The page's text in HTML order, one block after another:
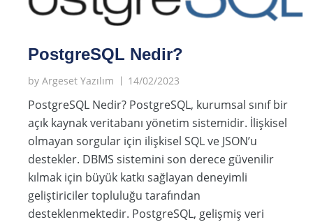
PostgreSQL Nedir?
by Argeset Yazılım 14/02/2023
PostgreSQL Nedir? PostgreSQL, kurumsal sınıf bir
açık kaynak veritabanı yönetim sistemidir. İlişkisel
olmayan sorgular için ilişkisel SQL ve JSON’u
destekler. DBMS sistemini son derece güvenilir
kılmak için büyük katkı sağlayan deneyimli
geliştiriciler topluluğu tarafından
desteklenmektedir. PostgreSQL, gelişmiş veri